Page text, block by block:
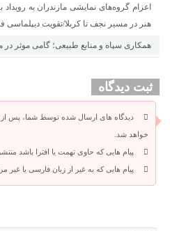
اعزام گروه‌های نمایشی مازندران به
هنر در مسیر نجف تا کربلا/تقویت دیپلماسی
همکاری سپاه و منابع طبیعی؛ گامی موثر
ثبت دیدگاه
دیدگاه های ارسال شده توسط شما، پس از
خواهد شد.
پیام هایی که حاوی تهمت یا افترا باشد
پیام هایی که به غیر از زبان فارسی یا غیر